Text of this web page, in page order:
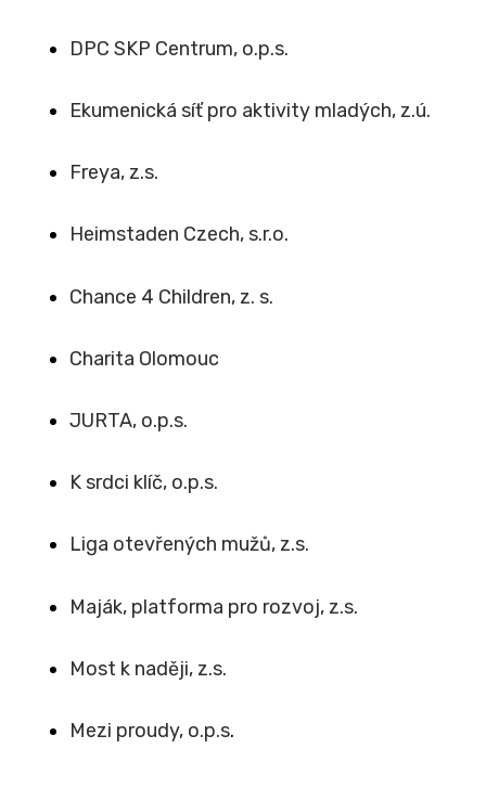
DPC SKP Centrum, o.p.s.
Ekumenická síť pro aktivity mladých, z.ú.
Freya, z.s.
Heimstaden Czech, s.r.o.
Chance 4 Children, z. s.
Charita Olomouc
JURTA, o.p.s.
K srdci klíč, o.p.s.
Liga otevřených mužů, z.s.
Maják, platforma pro rozvoj, z.s.
Most k naději, z.s.
Mezi proudy, o.p.s.